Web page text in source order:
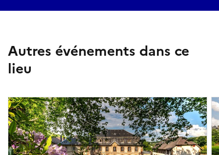
Autres événements dans ce
lieu